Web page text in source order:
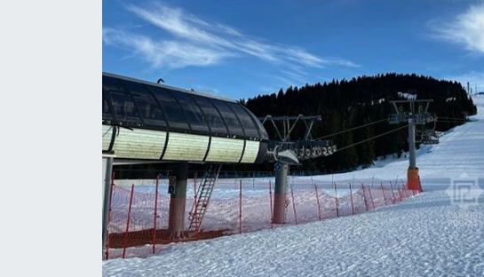
İLÇELER
RESMİ İLANLAR
KÜLTÜR
TURİZM
Haber Arşivi